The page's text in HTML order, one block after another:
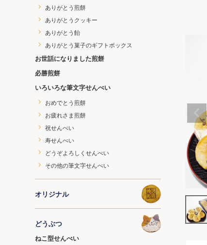
ありがとう煎餅
ありがとうクッキー
ありがとう飴
ありがとう菓子のギフトボックス
お世話になりました煎餅
必勝煎餅
いろいろな筆文字せんべい
おめでとう煎餅
お疲れさま煎餅
祝せんべい
寿せんべい
どうぞよろしくせんべい
その他の筆文字せんべい
オリジナル
どうぶつ
ねこ型せんべい